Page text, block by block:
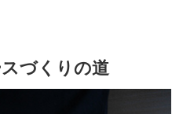
づくりの道